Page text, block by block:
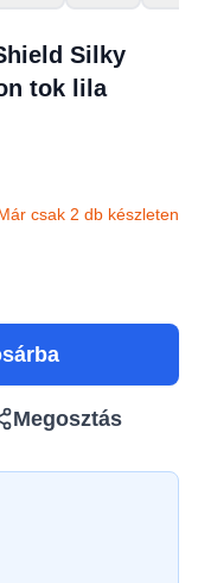
Silky
tok lila
csak 2 db készleten
Megosztás